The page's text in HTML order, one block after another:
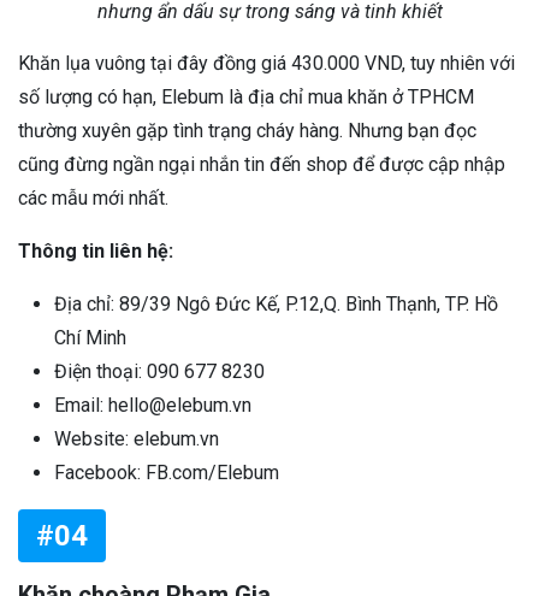
nhưng ẩn dấu sự trong sáng và tinh khiết
Khăn lụa vuông tại đây đồng giá 430.000 VND, tuy nhiên với
số lượng có hạn, Elebum là địa chỉ mua khăn ở TPHCM
thường xuyên gặp tình trạng cháy hàng. Nhưng bạn đọc
cũng đừng ngần ngại nhắn tin đến shop để được cập nhập
các mẫu mới nhất.
Thông tin liên hệ:
Địa chỉ: 89/39 Ngô Đức Kế, P.12,Q. Bình Thạnh, TP. Hồ
Chí Minh
Điện thoại: 090 677 8230
Email: hello@elebum.vn
Website: elebum.vn
Facebook: FB.com/Elebum
#04